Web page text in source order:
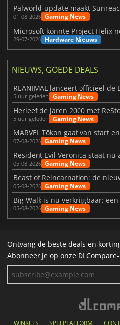
01-08-2026 Gaming News
29-07-2026 Hardware Nieuws
NIEUWS, GOEDE DEALS
REANIMAL lanceert officieel de
5 uur geleden Gaming News
5 uur geleden Gaming News
07-08-2026 Gaming News
05-08-2026 Gaming News
05-08-2026 Gaming News
05-08-2026 Gaming News
Ontvang de beste deals en
Abonneer je op onze
WINKELS SPELPLATFORM